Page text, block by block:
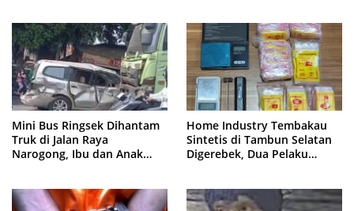
Mini Bus Ringsek Dihantam
Truk di Jalan Raya
Narogong, Ibu dan Anak
Home Industry Tembakau
Sintetis di Tambun Selatan
Digerebek, Dua Pelaku